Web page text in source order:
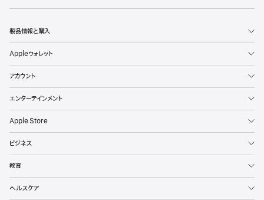
p
l製品情報と購入
Appleウォレット
アカウント
エンターテインメント
Apple Store
ビジネス
教育
ヘルスケア